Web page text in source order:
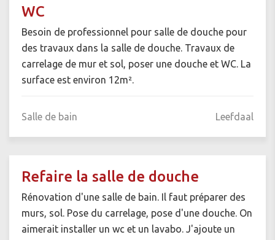
WC
Besoin de professionnel pour salle de douche pour
des travaux dans la salle de douche. Travaux de
carrelage de mur et sol, poser une douche et WC. La
surface est environ 12m².
Salle de bain Leefdaal
Refaire la salle de douche
Rénovation d'une salle de bain. Il faut préparer des
murs, sol. Pose du carrelage, pose d'une douche. On
aimerait installer un wc et un lavabo. J'ajoute un